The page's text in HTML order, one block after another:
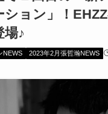
ション」！
場♪
NEWS 2023年2月張哲瀚NEWS